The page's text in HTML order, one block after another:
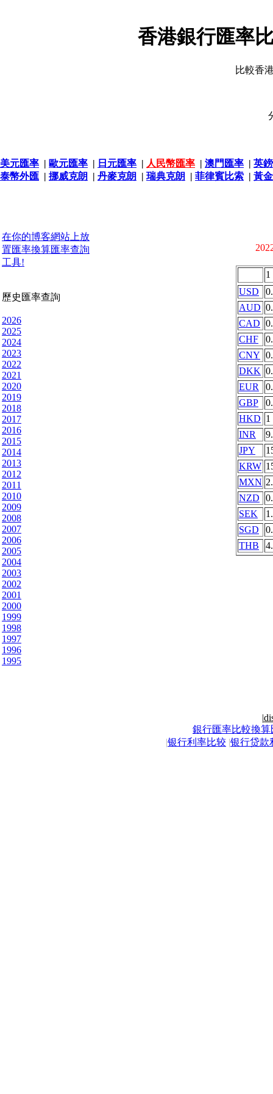
香港銀行匯率
比較香
美元匯率 | 歐元匯率 | 日元匯率 | 人民幣匯率 | 澳門匯率 | 英
泰幣外匯 | 挪威克朗 | 丹麥克朗 | 瑞典克朗 | 菲律賓比索 | 黃
在你的博客網站上放
置匯率換算匯率查詢
工具!
歷史匯率查詢
2026
2025
2024
2023
2022
2021
2020
2019
2018
2017
2016
2015
2014
2013
2012
2011
2010
2009
2008
2007
2006
2005
2004
2003
2002
2001
2000
1999
1998
1997
1996
1995
1
USD
AUD
CAD
CHF
CNY
DKK
EUR
GBP
HKD 1
INR
JPY
KRW
MXN
NZD
SEK
SGD
THB
|
銀行匯率比較換算
|银行利率比较 |银行贷款